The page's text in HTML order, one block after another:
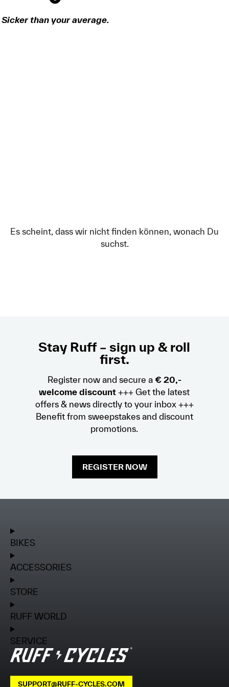
Sicker than your average.
Es scheint, dass wir nicht finden können, wonach Du
suchst.
Stay Ruff – sign up & roll
first.
Register now and secure a € 20,-
welcome discount +++ Get the latest
offers & news directly to your inbox +++
Benefit from sweepstakes and discount
promotions.
REGISTER NOW
BIKES
ACCESSORIES
STORE
RUFF WORLD
SERVICE
SUPPORT@RUFF-CYCLES.COM